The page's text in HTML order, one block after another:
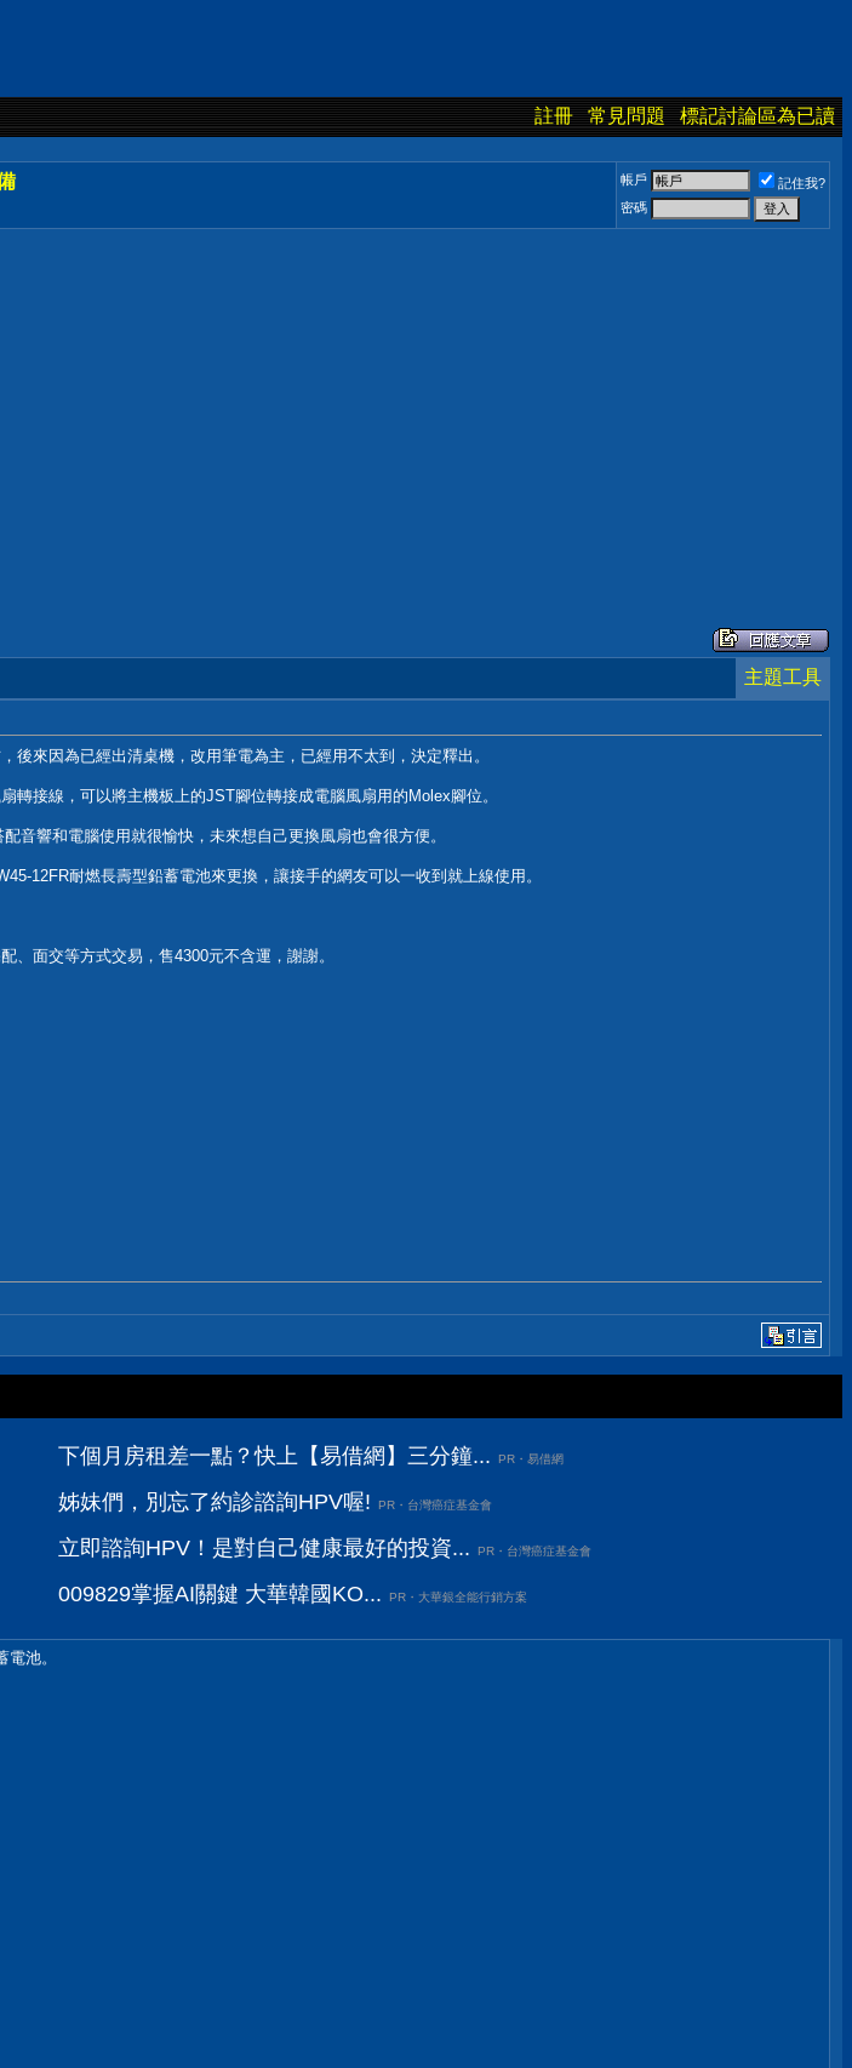
註冊 常見問題 標記討論區為已讀
帳戶
記住我?
密碼
主題工具
來因為已經出清桌機，改用筆電為主，已經用不太到，決定釋出。
接線，可以將主機板上的JST腳位轉接成電腦風扇用的Molex腳位。
音響和電腦使用就很愉快，未來想自己更換風扇也會很方便。
12FR耐燃長壽型鉛蓄電池來更換，讓接手的網友可以一收到就上線使用。
、面交等方式交易，售4300元不含運，謝謝。
下個月房租差一點？快上【易借網】三分鐘... PR・易借網
姊妹們，別忘了約診諮詢HPV喔! PR・台灣癌症基金會
立即諮詢HPV！是對自己健康最好的投資... PR・台灣癌症基金會
009829掌握AI關鍵 大華韓國KO... PR・大華銀全能行銷方案
池。